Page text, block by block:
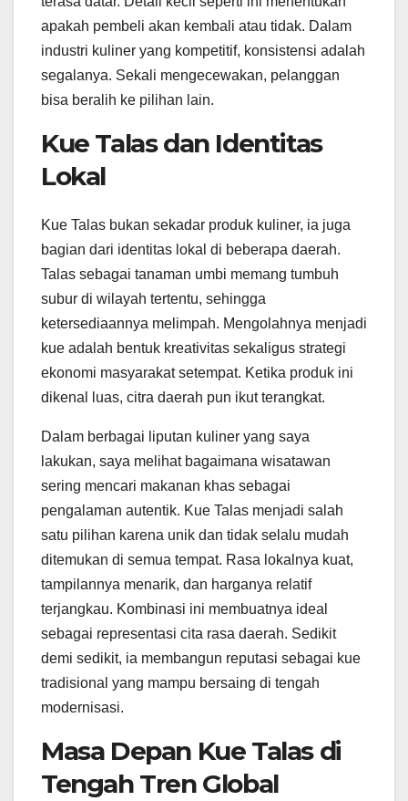
apakah pembeli akan kembali atau tidak. Dalam
industri kuliner yang kompetitif, konsistensi adalah
segalanya. Sekali mengecewakan, pelanggan
bisa beralih ke pilihan lain.
Kue Talas dan Identitas
Lokal
Kue Talas bukan sekadar produk kuliner, ia juga
bagian dari identitas lokal di beberapa daerah.
Talas sebagai tanaman umbi memang tumbuh
subur di wilayah tertentu, sehingga
ketersediaannya melimpah. Mengolahnya menjadi
kue adalah bentuk kreativitas sekaligus strategi
ekonomi masyarakat setempat. Ketika produk ini
dikenal luas, citra daerah pun ikut terangkat.
Dalam berbagai liputan kuliner yang saya
lakukan, saya melihat bagaimana wisatawan
sering mencari makanan khas sebagai
pengalaman autentik. Kue Talas menjadi salah
satu pilihan karena unik dan tidak selalu mudah
ditemukan di semua tempat. Rasa lokalnya kuat,
tampilannya menarik, dan harganya relatif
terjangkau. Kombinasi ini membuatnya ideal
sebagai representasi cita rasa daerah. Sedikit
demi sedikit, ia membangun reputasi sebagai kue
tradisional yang mampu bersaing di tengah
modernisasi.
Masa Depan Kue Talas di
Tengah Tren Global